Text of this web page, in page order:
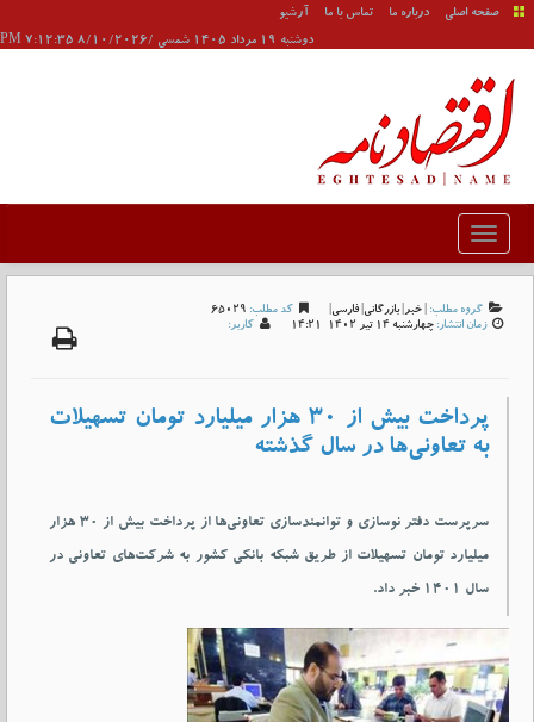
صفحه اصلی درباره ما تماس با ما
آرشیو
دوشنبه 19 مرداد 1405 شمسی /8/10/2026 7:12:35 PM
گروه مطلب: | خبر| بازرگانی| فارسی| کد مطلب: 65029
زمان انتشار: چهارشنبه 14 تير 1402-14:21 کاربر:
پرداخت بیش از ۳۰ هزار میلیارد تومان تسهیلات
به تعاونی‌ها در سال گذشته
سرپرست دفتر نوسازی و توانمندسازی تعاونی‏‌ها از پرداخت بیش از ۳۰ هزار
میلیارد تومان تسهیلات از طریق شبکه بانکی کشور به شرکت‏‌های تعاونی در
سال ۱۴۰۱ خبر داد.